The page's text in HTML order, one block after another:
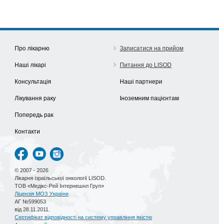
Про лікарню
Наші лікарі
Консультація
Лікування раку
Попередь рак
Контакти
Записатися на прийом
Питання до LISOD
Наші партнери
Іноземним пацієнтам
© 2007 - 2026
Лікарня ізраїльської онкології LISOD.
ТОВ «Медікс-Рей Інтернешнл Груп»
Ліцензія МОЗ України
АГ №599053
від 28.11.2011.
Сертифікат відповідності на систему управління якістю